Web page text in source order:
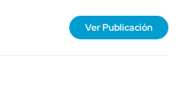
Ver Publicación